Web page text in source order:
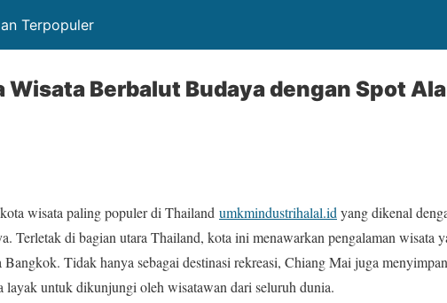
Terpopuler
Wisata Berbalut Budaya dengan Spot
wisata paling populer di Thailand umkmindustrihalal.id yang dikenal
Terletak di bagian utara Thailand, kota ini menawarkan pengalaman wisata
Tidak hanya sebagai destinasi rekreasi, Chiang Mai juga
layak untuk dikunjungi oleh wisatawan dari seluruh dunia.